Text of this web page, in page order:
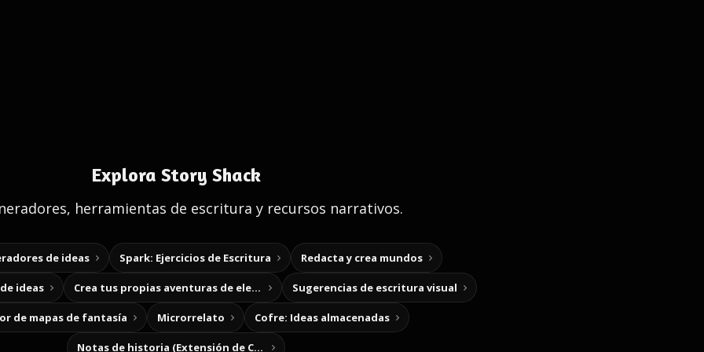
Explora Story Shack
herramientas de escritura y recursos narrativos.
de ideas Spark: Ejercicios de Escritura Redacta y crea mundos
ideas Crea tus propias aventuras de elección Sugerencias de escritura visual
de mapas de fantasía Microrrelato Cofre: Ideas almacenadas
Notas de historia (Extensión de Chrome)